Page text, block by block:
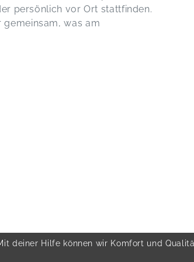
persönlich vor Ort stattfinden.
was am
deiner Hilfe können wir Komfort und